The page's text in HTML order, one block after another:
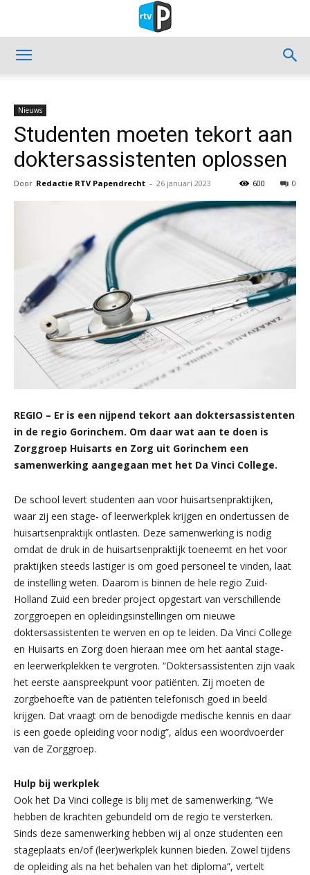
Nieuws
Studenten moeten tekort aan
doktersassistenten oplossen
Door Redactie RTV Papendrecht - 26 januari 2023 0
600
REGIO – Er is een nijpend tekort aan doktersassistenten
in de regio Gorinchem. Om daar wat aan te doen is
Zorggroep Huisarts en Zorg uit Gorinchem een
samenwerking aangegaan met het Da Vinci College.
De school levert studenten aan voor huisartsenpraktijken,
waar zij een stage- of leerwerkplek krijgen en ondertussen de
huisartsenpraktijk ontlasten. Deze samenwerking is nodig
omdat de druk in de huisartsenpraktijk toeneemt en het voor
praktijken steeds lastiger is om goed personeel te vinden, laat
de instelling weten. Daarom is binnen de hele regio Zuid-
Holland Zuid een breder project opgestart van verschillende
zorggroepen en opleidingsinstellingen om nieuwe
doktersassistenten te werven en op te leiden. Da Vinci College
en Huisarts en Zorg doen hieraan mee om het aantal stage-
en leerwerkplekken te vergroten. “Doktersassistenten zijn vaak
het eerste aanspreekpunt voor patiënten. Zij moeten de
zorgbehoefte van de patiënten telefonisch goed in beeld
krijgen. Dat vraagt om de benodigde medische kennis en daar
is een goede opleiding voor nodig”, aldus een woordvoerder
van de Zorggroep.
Hulp bij werkplek
Ook het Da Vinci college is blij met de samenwerking. “We
hebben de krachten gebundeld om de regio te versterken.
Sinds deze samenwerking hebben wij al onze studenten een
stageplaats en/of (leer)werkplek kunnen bieden. Zowel tijdens
de opleiding als na het behalen van het diploma”, vertelt